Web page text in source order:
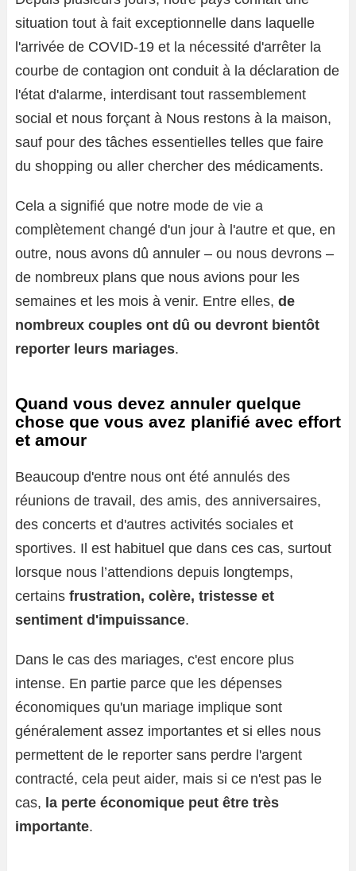
situation tout à fait exceptionnelle dans laquelle
l'arrivée de COVID-19 et la nécessité d'arrêter la
courbe de contagion ont conduit à la déclaration de
l'état d'alarme, interdisant tout rassemblement
social et nous forçant à Nous restons à la maison,
sauf pour des tâches essentielles telles que faire
du shopping ou aller chercher des médicaments.
Cela a signifié que notre mode de vie a
complètement changé d'un jour à l'autre et que, en
outre, nous avons dû annuler – ou nous devrons –
de nombreux plans que nous avions pour les
semaines et les mois à venir. Entre elles, de
nombreux couples ont dû ou devront bientôt
reporter leurs mariages.
Quand vous devez annuler quelque
chose que vous avez planifié avec effort
et amour
Beaucoup d'entre nous ont été annulés des
réunions de travail, des amis, des anniversaires,
des concerts et d'autres activités sociales et
sportives. Il est habituel que dans ces cas, surtout
lorsque nous l’attendions depuis longtemps,
certains frustration, colère, tristesse et
sentiment d'impuissance.
Dans le cas des mariages, c'est encore plus
intense. En partie parce que les dépenses
économiques qu'un mariage implique sont
généralement assez importantes et si elles nous
permettent de le reporter sans perdre l'argent
contracté, cela peut aider, mais si ce n'est pas le
cas, la perte économique peut être très
importante.